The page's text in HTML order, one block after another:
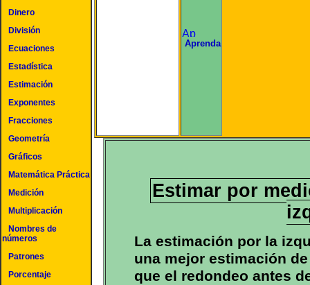
Dinero
División
Ecuaciones
Estadística
Estimación
Exponentes
Fracciones
Geometría
Gráficos
Matemática Práctica
Medición
Multiplicación
Nombres de
números
Patrones
Porcentaje
Aprenda
Estimar por
La estimación por la
una mejor estimación
que el redondeo antes